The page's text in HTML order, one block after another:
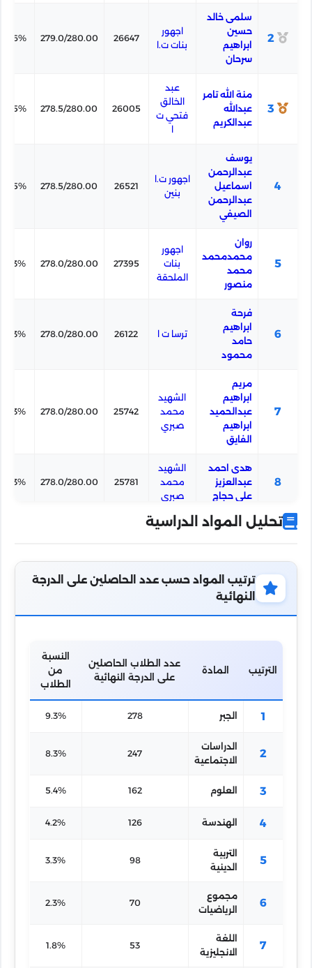
2
سلمى خالد
حسين
ابراهيم
سرحان
اجهور
بنات ت.ا
26647
279.0/280.00
منة الله تامر
عبدالله
عبدالكريم
عبد
الخالق
فتحي ت
ا
26005
278.5/280.00
4
يوسف
عبدالرحمن
اسماعيل
عبدالرحمن
الصيفي
اجهور ت.ا
بنين
26521
278.5/280.00
5
روان
محمدمحمد
محمد
منصور
اجهور
بنات
الملحقة
27395
278.0/280.00
99.3%
6
فرحة
ابراهيم
حامد
محمود
ترسا ت ا 26122
278.0/280.00
99.3%
7
مريم
ابراهيم
عبدالحميد
ابراهيم
الفايق
الشهيد
محمد
صبري
25742
278.0/280.00
99.3%
8
هدى احمد
عبدالعزيز
على حجاج
الشهيد
محمد
صبري
25781
278.0/280.00
99.3%
رحيق خالد
خالد
10
فاطمه على
عبدربه على
خالد
ت.ا
277.5/280.00
محمود على
الشهيد
25785
277.5/280.00
تحليل المواد الدراسية
ترتيب المواد حسب عدد الحاصلين على الدرجة
النهائية
الترتيب المادة
عدد الطلاب الحاصلين
على الدرجة النهائية
النسبة
من
الطلاب
1 الجبر 278
9.3%
2
الدراسات
الاجتماعية
247
8.3%
3 العلوم 162
5.4%
4 الهندسة 126
4.2%
5
التربية
الدينية
98
3.3%
6
مجموع
الرياضيات
70
2.3%
7
اللغة
الانجليزية
53
1.8%